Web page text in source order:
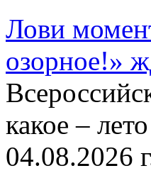
Лови
озорное!»
какое –
04.08.2026